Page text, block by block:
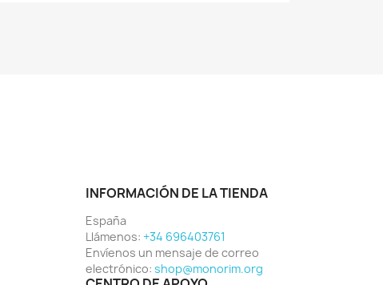
INFORMACIÓN DE LA TIENDA
España
Llámenos: +34 696403761
Envíenos un mensaje de correo
electrónico: shop@monorim.org